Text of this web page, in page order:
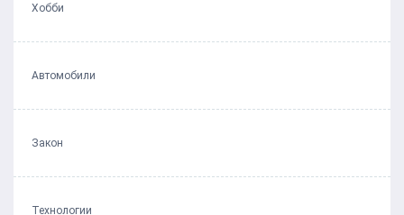
Хобби
Автомобили
Закон
Технологии